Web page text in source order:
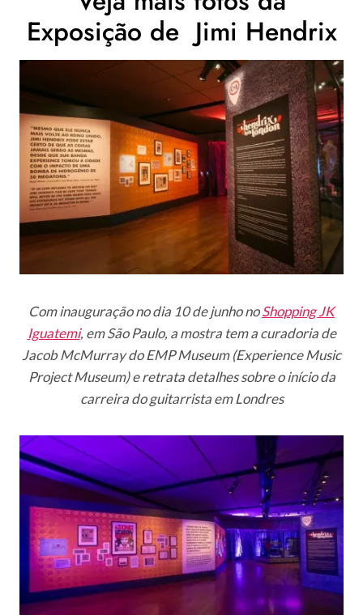
Exposição de Jimi Hendrix
Com inauguração no dia 10 de junho noShopping JK
Iguatemi, em São Paulo, a mostra tem a curadoria de
Jacob McMurray do EMP Museum (Experience Music
Project Museum) e retrata detalhes sobre o início da
carreira do guitarrista em Londres